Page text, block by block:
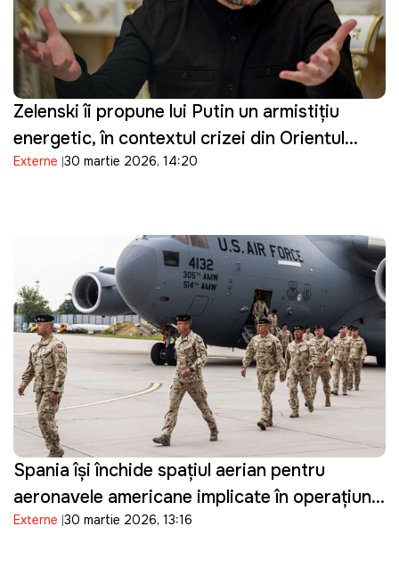
Zelenski îi propune lui Putin un armistițiu
energetic, în contextul crizei din Orientul
Mijlociu: "Suntem pregătiți"
Externe 30 martie 2026, 14:20
Spania își închide spațiul aerian pentru
aeronavele americane implicate în operațiuni
militare împotriva Iranului și restricționează
Externe 30 martie 2026, 13:16